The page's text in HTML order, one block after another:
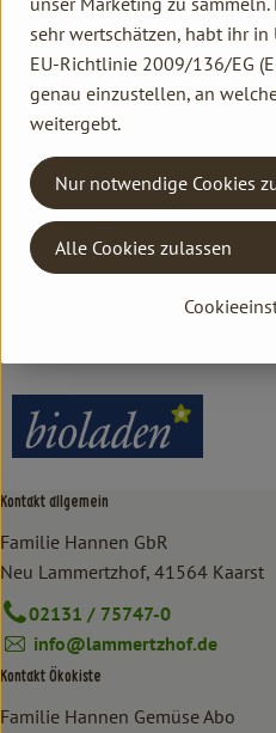
Produktdatenblatt
Herkunft
Hersteller: bioladen
Kontakt allgemein
Familie Hannen GbR
Neu Lammertzhof, 41564 Kaarst
02131 / 75747-0
info@lammertzhof.de
Kontakt Ökokiste
Familie Hannen Gemüse Abo
sehr wertschätzen, habt ihr
EU-Richtlinie 2009/136/EG
genau einzustellen, an
weitergebt.
Nur notwendige Cookies
Alle Cookies zulassen